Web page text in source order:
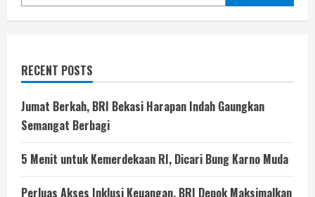
RECENT POSTS
Jumat Berkah, BRI Bekasi Harapan Indah Gaungkan
Semangat Berbagi
5 Menit untuk Kemerdekaan RI, Dicari Bung Karno Muda
Perluas Akses Inklusi Keuangan, BRI Depok Maksimalkan